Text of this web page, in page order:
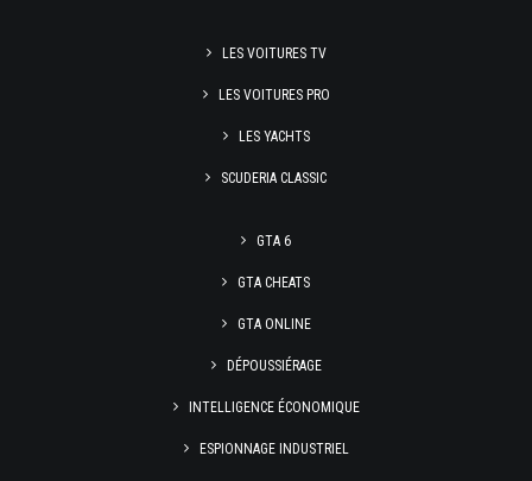
LES VOITURES TV
LES VOITURES PRO
LES YACHTS
SCUDERIA CLASSIC
GTA 6
GTA CHEATS
GTA ONLINE
DÉPOUSSIÉRAGE
INTELLIGENCE ÉCONOMIQUE
ESPIONNAGE INDUSTRIEL